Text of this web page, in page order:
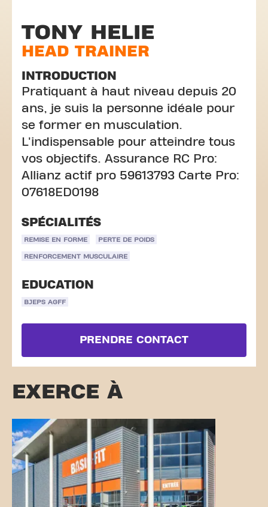
TONY HELIE
HEAD TRAINER
INTRODUCTION
Pratiquant à haut niveau depuis 20
ans, je suis la personne idéale pour
se former en musculation.
L'indispensable pour atteindre tous
vos objectifs. Assurance RC Pro:
Allianz actif pro 59613793 Carte Pro:
07618ED0198
SPÉCIALITÉS
REMISE EN FORME PERTE DE POIDS
RENFORCEMENT MUSCULAIRE
EDUCATION
BJEPS AGFF
PRENDRE CONTACT
EXERCE À